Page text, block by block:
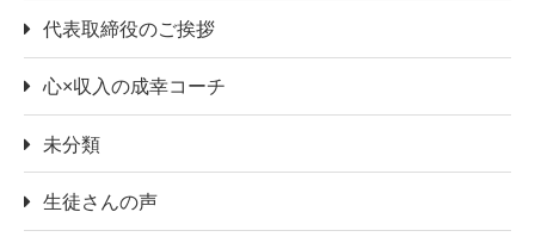
代表取締役のご挨拶
心×収入の成幸コーチ
未分類
生徒さんの声